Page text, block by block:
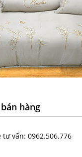
hàng
tư vấn: 0962.506.776